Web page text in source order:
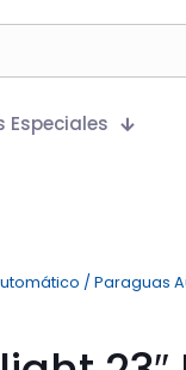
Especiales
/ Paraguas